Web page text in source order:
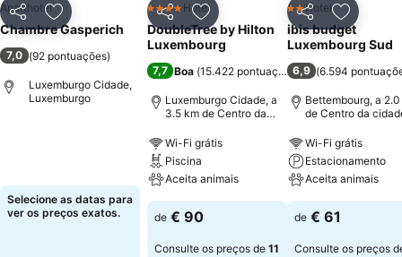
PartilharAdicionar aos favoritos
Aparthotel
Chambre Gasperich
7,0 (92 pontuações)
Luxemburgo Cidade,
Luxemburgo
Selecione as datas para
ver os preços exatos.
PartilharAdicionar aos favoritos
4 EstrelasHotel
DoubleTree by Hilton
Luxembourg
7,7 Boa (15.422 pontuações)
Luxemburgo Cidade, a
3.5 km de Centro da
Wi-Fi grátis
Piscina
Aceita animais
de € 90
Consulte os preços de 11
Partilhar
2 Estrelas
Hotel
ibis budget
Luxembourg Sud
6,9 (6.594
Bettembourg, a
de Centro da
Wi-Fi grátis
Estacionamento
Aceita animais
de € 61
Consulte os preços